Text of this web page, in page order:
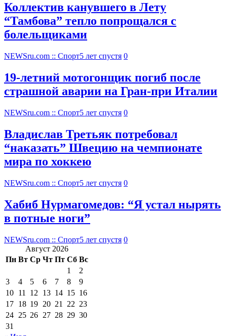
Коллектив канувшего в Лету
“Тамбова” тепло попрощался с
болельщиками
NEWSru.com :: Спорт5 лет спустя 0
19-летний мотогонщик погиб после
страшной аварии на Гран-при Италии
NEWSru.com :: Спорт5 лет спустя 0
Владислав Третьяк потребовал
“наказать” Швецию на чемпионате
мира по хоккею
NEWSru.com :: Спорт5 лет спустя 0
Хабиб Нурмагомедов: “Я устал нырять
в потные ноги”
NEWSru.com :: Спорт5 лет спустя 0
Август 2026
Пн Вт Ср Чт Пт Сб Вс
1
2
3
4 5 6 7 8
9
10 11 12 13 14 15 16
17 18 19 20 21 22 23
24 25 26 27 28 29 30
31